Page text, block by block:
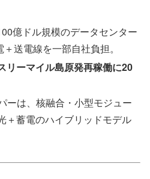
億ドル規模のデータセンター
送電線を一部自社負担。
リーマイル島原発再稼働に20
ーは、核融合・小型モジュー
＋蓄電のハイブリッドモデル